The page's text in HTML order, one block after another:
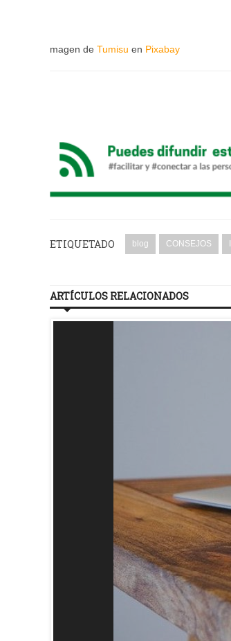
magen de Tumisu en Pixabay
ETIQUETADO blog CONSEJOS
ARTÍCULOS RELACIONADOS